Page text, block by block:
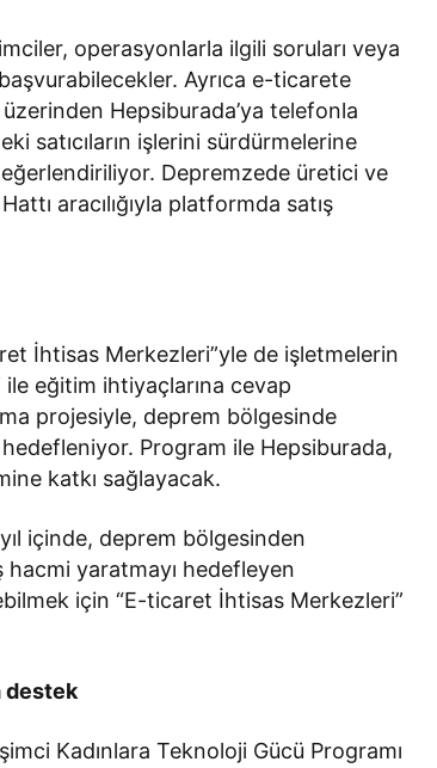
operasyonlarla ilgili soruları veya
Ayrıca e-ticarete
Hepsiburada’ya telefonla
satıcıların işlerini sürdürmelerine
Depremzede üretici ve
aracılığıyla platformda satış
İhtisas Merkezleri”yle de işletmelerin
eğitim ihtiyaçlarına cevap
projesiyle, deprem bölgesinde
hedefleniyor. Program ile Hepsiburada,
katkı sağlayacak.
içinde, deprem bölgesinden
hacmi yaratmayı hedefleyen
için “E-ticaret İhtisas Merkezleri”
destek
Kadınlara Teknoloji Gücü Programı